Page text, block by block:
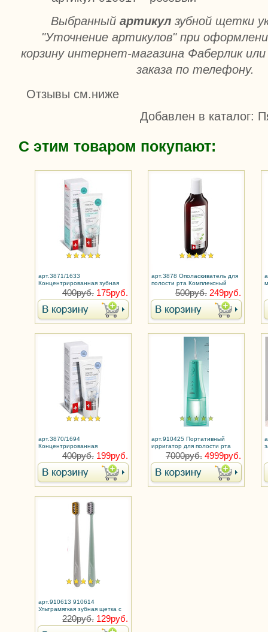
Выбранныйартикулзубной щетки
"Уточнение артикулов" при
корзину интернет-магазина Фаберлик или
заказа по телефону.
Отзывы см.ниже
Добавлен в каталог:
С этим товаром покупают:
арт.3871/1633
Концентрированная зубная
паста +200%400руб. 175руб.
арт.3878 Ополаскиватель для
полости рта Комплексный
уход серии Expert Pharma XL
500руб. 249руб.
арт.3870/1694
Концентрированная
отбеливающая зубная паста
White Freeze Ежедневное
отбеливание +200%
400руб. 199руб.
арт.910425 Портативный
ирригатор для полости рта
7000руб. 4999руб.
арт.910613 910614
Ультрамягкая зубная щетка с
ионами серебра
220руб. 129руб.